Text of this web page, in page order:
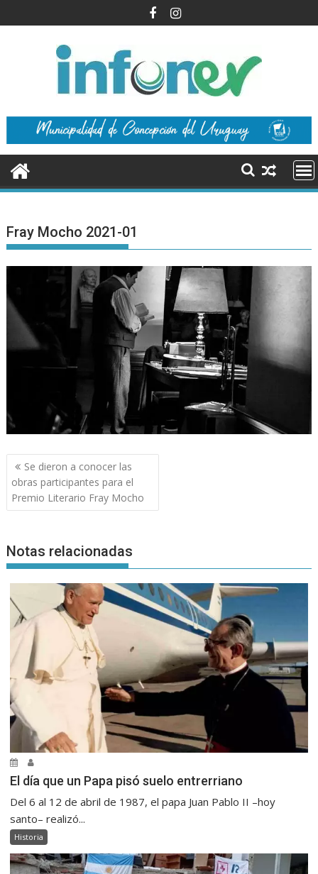
al
Fray Mocho 2021-01
Navegación
de
entradas
Se dieron a conocer las
obras participantes para el
Premio Literario Fray Mocho
Notas relacionadas
El día que un Papa pisó suelo entrerriano
Del 6 al 12 de abril de 1987, el papa Juan Pablo II –hoy
santo– realizó...
Historia